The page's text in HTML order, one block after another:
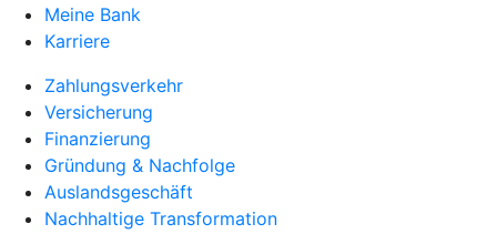
Meine Bank
Karriere
Zahlungsverkehr
Versicherung
Finanzierung
Gründung & Nachfolge
Auslandsgeschäft
Nachhaltige Transformation